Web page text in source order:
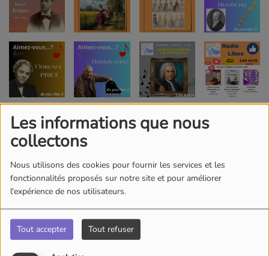
Les informations que nous
collectons
Nous utilisons des cookies pour fournir les services et les
fonctionnalités proposés sur notre site et pour améliorer
l'expérience de nos utilisateurs.
Tout accepter Tout refuser